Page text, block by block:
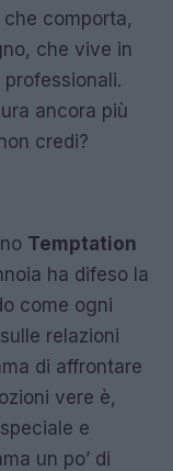
comporta,
che vive in
ancora più
credi?
Temptation
ha difeso la
come ogni
relazioni
di affrontare
vere è,
e
un po’ di